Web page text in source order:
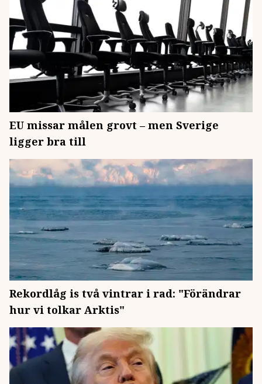
EU missar målen grovt – men Sverige
ligger bra till
Rekordlåg is två vintrar i rad: "Förändrar
hur vi tolkar Arktis"